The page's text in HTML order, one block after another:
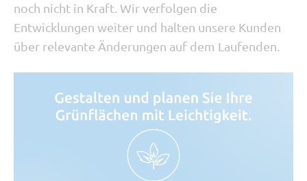
noch nicht in Kraft. Wir verfolgen die
Entwicklungen weiter und halten unsere Kunden
über relevante Änderungen auf dem Laufenden.